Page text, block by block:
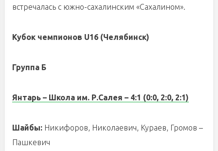
встречалась с южно-сахалинским «Сахалином».
Кубок чемпионов U16 (Челябинск)
Группа Б
Янтарь – Школа им. Р.Салея – 4:1 (0:0, 2:0, 2:1)
Шайбы: Никифоров, Николаевич, Кураев, Громов –
Пашкевич